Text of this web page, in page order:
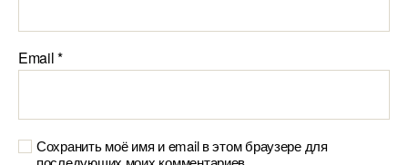
Email*
Сохранить моё имя и email в этом браузере для